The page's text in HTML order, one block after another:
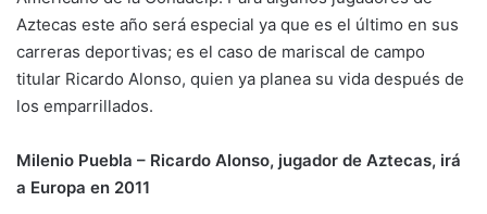
Aztecas este año será especial ya que es el último en sus
carreras deportivas; es el caso de mariscal de campo
titular Ricardo Alonso, quien ya planea su vida después de
los emparrillados.
Milenio Puebla – Ricardo Alonso, jugador de Aztecas, irá
a Europa en 2011